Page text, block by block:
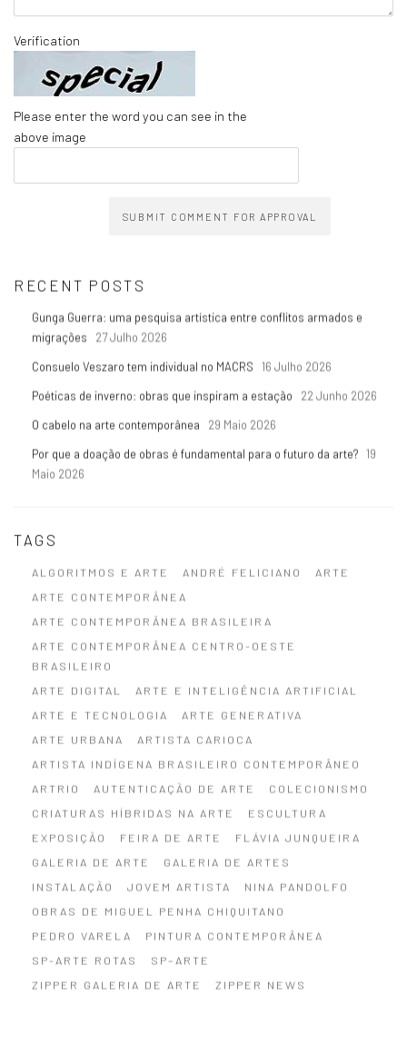
Verification
Please enter the word you can see in the
above image
SUBMIT COMMENT FOR APPROVAL
RECENT POSTS
Gunga Guerra: uma pesquisa artística entre conflitos armados e
migrações
27 Julho 2026
Consuelo Veszaro tem individual no MACRS
16 Julho 2026
Poéticas de inverno: obras que inspiram a estação
22 Junho 2026
O cabelo na arte contemporânea
29 Maio 2026
Por que a doação de obras é fundamental para o futuro da arte? 19
Maio 2026
TAGS
ALGORITMOS E ARTE ANDRÉ FELICIANO
ARTE
ARTE CONTEMPORÂNEA
ARTE CONTEMPORÂNEA BRASILEIRA
ARTE CONTEMPORÂNEA CENTRO-OESTE
BRASILEIRO
ARTE DIGITAL
ARTE E INTELIGÊNCIA ARTIFICIAL
ARTE E TECNOLOGIA
ARTE GENERATIVA
ARTE URBANA
ARTISTA CARIOCA
ARTISTA INDÍGENA BRASILEIRO CONTEMPORÂNEO
ARTRIO
AUTENTICAÇÃO DE ARTE
COLECIONISMO
CRIATURAS HÍBRIDAS NA ARTE
ESCULTURA
EXPOSIÇÃO
FEIRA DE ARTE
FLÁVIA JUNQUEIRA
GALERIA DE ARTE
GALERIA DE ARTES
INSTALAÇÃO
JOVEM ARTISTA
NINA PANDOLFO
OBRAS DE MIGUEL PENHA CHIQUITANO
PEDRO VARELA
PINTURA CONTEMPORÂNEA
SP-ARTE ROTAS
SP–ARTE
ZIPPER GALERIA DE ARTE
ZIPPER NEWS